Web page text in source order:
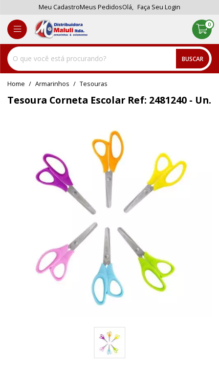
Meu CadastroMeus PedidosOlá, Faça Seu Login
BUSCAR
0
home Armarinhos tesouras
Tesoura Corneta Escolar Ref: 2481240 - Un.